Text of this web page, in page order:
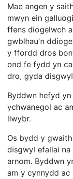
Mae angen y
mwyn ein
ffens diogelwch
gwblhau'n
y ffordd dros
ond fe fydd yn
dro, gyda
Byddwn hefyd
ychwanegol ac
llwybr.
Os bydd y
disgwyl efallai
arnom. Byddwn
am y cynnydd ac